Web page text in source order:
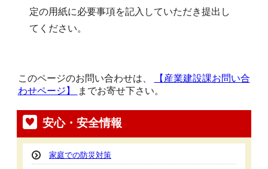
定の用紙に必要事項を記入していただき提出し
てください。
このページのお問い合わせは、
【産業建設課お問い合
わせページ】
までお寄せ下さい。
安心・安全情報
家庭での防災対策